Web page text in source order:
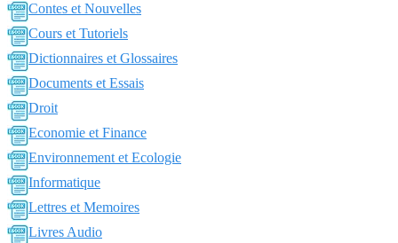
Contes et Nouvelles
Cours et Tutoriels
Dictionnaires et Glossaires
Documents et Essais
Droit
Economie et Finance
Environnement et Ecologie
Informatique
Lettres et Memoires
Livres Audio